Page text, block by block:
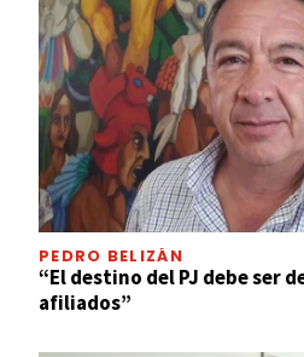
PEDRO BELIZÁN
“El destino del PJ debe ser
afiliados”